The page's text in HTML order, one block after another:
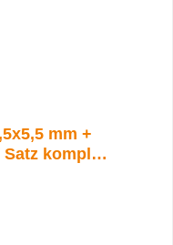
mm +
komplett